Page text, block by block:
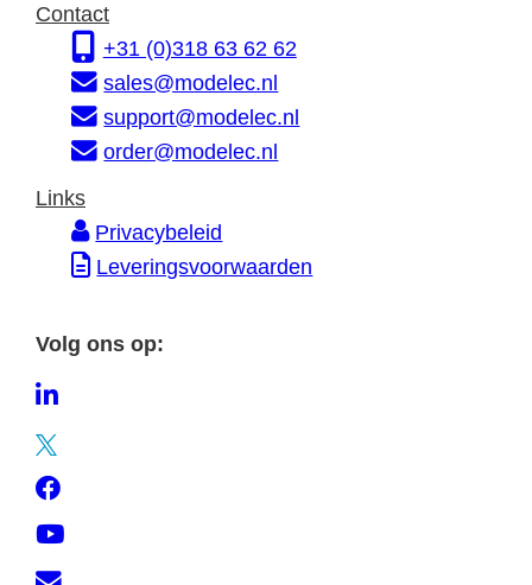
se
s
r
m
a
t
e
Contact
+31 (0)318 63 62 62
sales@modelec.nl
support@modelec.nl
order@modelec.nl
Links
Privacybeleid
Leveringsvoorwaarden
Volg ons op:
L
k
e
d
w
t
t
aY